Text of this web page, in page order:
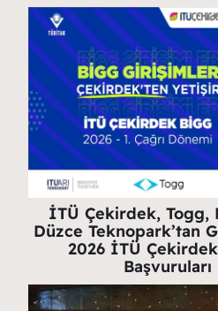
İTÜ Çekirdek, Togg,
Düzce Teknopark’tan
2026 İTÜ Çekirdek
Başvuruları